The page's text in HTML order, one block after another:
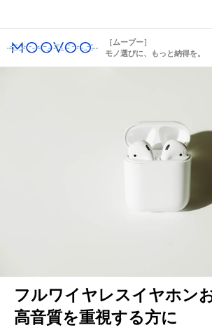
［ムーブー］
モノ選びに、もっと納得を。
フルワイヤレスイヤホン
高音質を重視する方に